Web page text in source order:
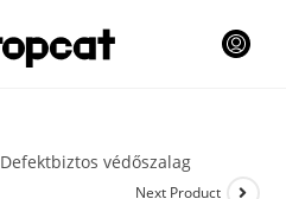
Defektbiztos védőszalag
Next Product